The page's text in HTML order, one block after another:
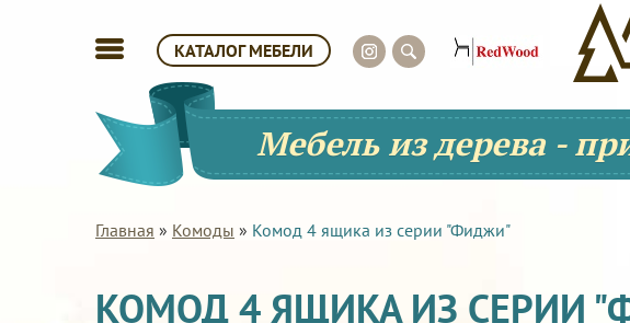
КАТАЛОГ МЕБЕЛИ
Мебель из дерева -
Главная » Комоды » Комод 4 ящика из серии "Фиджи"
КОМОД 4 ЯЩИКА ИЗ СЕРИИ